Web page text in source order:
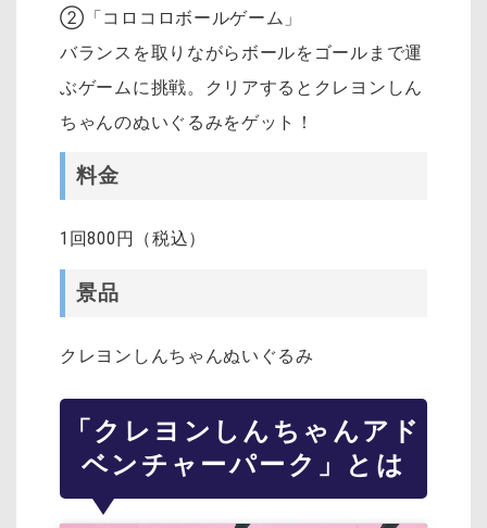
②「コロコロボールゲーム」
バランスを取りながらボールをゴールまで運
ぶゲームに挑戦。クリアするとクレヨンしん
ちゃんのぬいぐるみをゲット！
料金
1回800円（税込）
景品
クレヨンしんちゃんぬいぐるみ
「クレヨンしんちゃんアド
ベンチャーパーク」とは